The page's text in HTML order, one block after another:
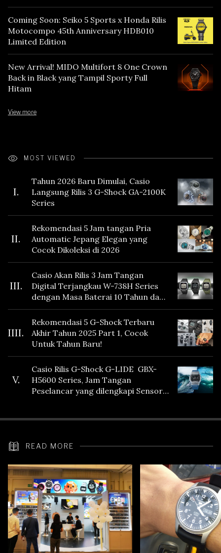
Coming Soon: Seiko 5 Sports x Honda Rilis
Motocompo 45th Anniversary HDB010
Limited Edition
New Arrival! MIDO Multifort 8 One Crown
Back in Black yang Tampil Sporty Full
Hitam
View more
MOST VIEWED
I.
Tahun 2026 Baru Dimulai, Casio
Langsung Rilis 3 G-Shock GA-2100K
Series
II.
Rekomendasi 5 Jam tangan Pria
Automatic Jepang Elegan yang
Cocok Dikoleksi di 2026
III.
Casio Akan Rilis 3 Jam Tangan
Digital Terjangkau W-738H Series
dengan Masa Baterai 10 Tahun dan
Fitur Vibration
IIII.
Rekomendasi 5 G-Shock Terbaru
Akhir Tahun 2025 Part 1, Cocok
Untuk Tahun Baru!
V.
Casio Rilis G-Shock G-LIDE GBX-
H5600 Series, Jam Tangan
Peselancar yang dilengkapi Sensor
READ MORE